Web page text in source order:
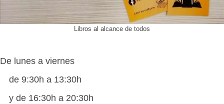
Libros al alcance de todos
De lunes a viernes
de 9:30h a 13:30h
y de 16:30h a 20:30h